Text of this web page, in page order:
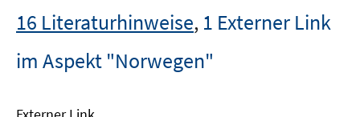
16 Literaturhinweise, 1 Externer Link
im Aspekt "Norwegen"